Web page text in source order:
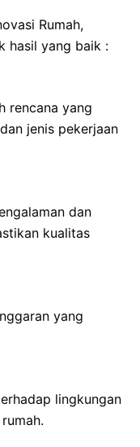
Rumah,
hasil yang baik :
rencana yang
jenis pekerjaan
dan
kualitas
yang
lingkungan